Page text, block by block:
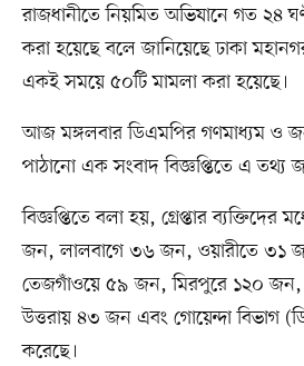
রাজধানীতে নিয়মিত অভিযানে গত ২৪
করা হয়েছে বলে জানিয়েছে ঢাকা
একই সময়ে ৫০টি মামলা করা হয়েছে।
আজ মঙ্গলবার ডিএমপির গণমাধ্যম ও
পাঠানো এক সংবাদ বিজ্ঞপ্তিতে এ তথ্য
বিজ্ঞপ্তিতে বলা হয়, গ্রেপ্তার ব্যক্তিদের
জন, লালবাগে ৩৬ জন, ওয়ারীতে ৩১
তেজগাঁওয়ে ৫৯ জন, মিরপুরে ১২০
উত্তরায় ৪৩ জন এবং গোয়েন্দা বিভাগ
করেছে।